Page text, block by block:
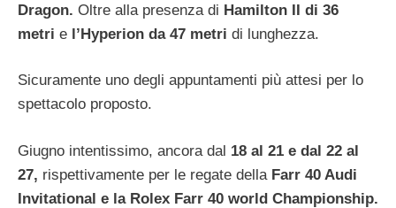
Dragon. Oltre alla presenza di Hamilton II di 36
metri e l’Hyperion da 47 metri di lunghezza.
Sicuramente uno degli appuntamenti più attesi per lo
spettacolo proposto.
Giugno intentissimo, ancora dal 18 al 21 e dal 22 al
27, rispettivamente per le regate della Farr 40 Audi
Invitational e la Rolex Farr 40 world Championship.